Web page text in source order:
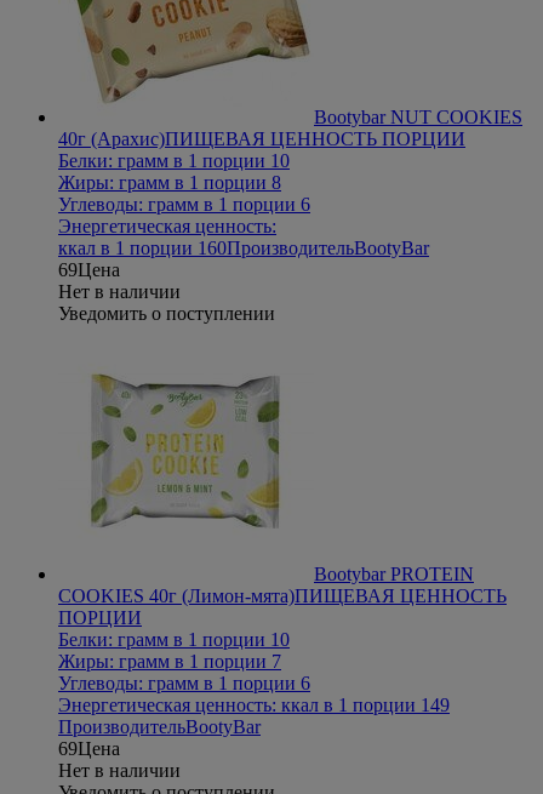
Bootybar NUT COOKIES
40г (Арахис)ПИЩЕВАЯ ЦЕННОСТЬ ПОРЦИИ
Белки: грамм в 1 порции 10
Жиры: грамм в 1 порции 8
Углеводы: грамм в 1 порции 6
Энергетическая ценность:
ккал в 1 порции 160ПроизводительBootyBar
69Цена
Нет в наличии
Уведомить о поступлении
Bootybar PROTEIN
COOKIES 40г (Лимон-мята)ПИЩЕВАЯ ЦЕННОСТЬ
ПОРЦИИ
Белки: грамм в 1 порции 10
Жиры: грамм в 1 порции 7
Углеводы: грамм в 1 порции 6
Энергетическая ценность: ккал в 1 порции 149
ПроизводительBootyBar
69Цена
Нет в наличии